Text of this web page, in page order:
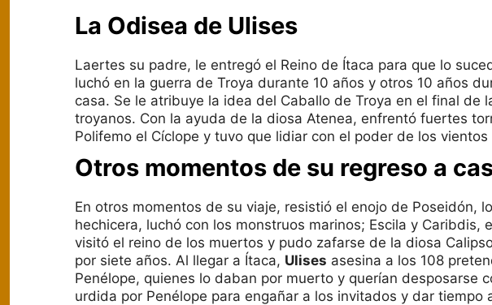
La Odisea de Ulises
Laertes su padre, le entregó el Reino de Ítaca para que lo
luchó en la guerra de Troya durante 10 años y otros 10 años
casa. Se le atribuye la idea del Caballo de Troya en el final de
troyanos. Con la ayuda de la diosa Atenea, enfrentó fuertes
Polifemo el Cíclope y tuvo que lidiar con el poder de los vientos
Otros momentos de su regreso a
En otros momentos de su viaje, resistió el enojo de Poseidón,
hechicera, luchó con los monstruos marinos; Escila y Caribdis,
visitó el reino de los muertos y pudo zafarse de la diosa
por siete años. Al llegar a Ítaca, Ulises asesina a los 108
Penélope, quienes lo daban por muerto y querían desposarse
urdida por Penélope para engañar a los invitados y dar tiempo